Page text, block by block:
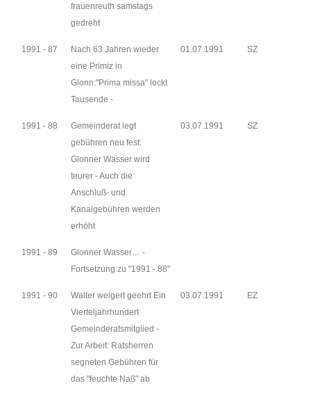
frauenreuth samstags
gedreht
1991 - 87
Nach 63 Jahren wieder
eine Primiz in
Glonn:"Prima missa" lockt
Tausende -
01.07.1991 SZ
1991 - 88
Gemeinderat legt
gebühren neu fest:
Glonner Wasser wird
teurer - Auch die
Anschluß- und
Kanalgebühren werden
erhöht
03.07.1991 SZ
1991 - 89
Glonner Wasser… -
Fortsetzung zu "1991 - 88"
1991 - 90
Walter weigert geehrt Ein
Vierteljahrhundert
Gemeinderatsmitglied -
Zur Arbeit: Ratsherren
segneten Gebühren für
das "feuchte Naß" ab
03.07.1991 EZ